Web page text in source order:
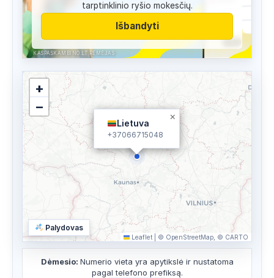
KASPASKAMBINO.LT RĖMĖJAS
tarptinklinio ryšio mokesčių.
Išbandyti
Lietuva
+37066715048
×
+
−
Leaflet © OpenStreetMap, © CARTO
Palydovas
Dėmesio: Numerio vieta yra apytikslė ir nustatoma
pagal telefono prefiksą.